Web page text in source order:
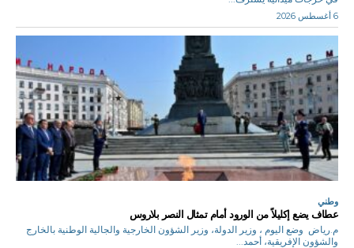
6 أغسطس 2026
وطني
عطاف يضع إكليلاً من الورود أمام تمثال النصر بلاروس
م.رياض وضع اليوم ، وزير الدولة، وزير الشؤون الخارجية والجالية الوطنية بالخارج
والشؤون الإفريقية، أحمد...